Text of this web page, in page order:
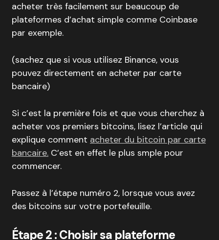
acheter très facilement sur beaucoup de
plateformes d’achat simple comme Coinbase
par exemple.
(sachez que si vous utilisez Binance, vous
pouvez directement en acheter par carte
bancaire)
Si c’est la première fois et que vous cherchez à
acheter vos premiers bitcoins, lisez l’article qui
explique comment acheter du bitcoin par carte
bancaire. C’est en effet le plus smple pour
commencer.
Passez à l’étape numéro 2, lorsque vous avez
des bitcoins sur votre portefeuille.
Étape 2 : Choisir sa plateforme